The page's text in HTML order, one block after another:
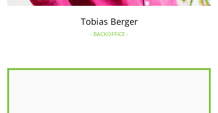
Tobias Berger
- BACKOFFICE -